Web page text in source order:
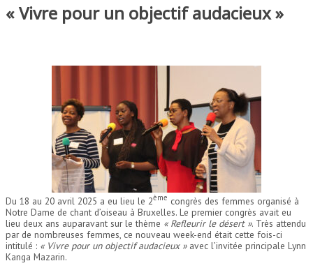
« Vivre pour un objectif audacieux »
Du 18 au 20 avril 2025 a eu lieu le 2ème congrès des femmes organisé à
Notre Dame de chant d’oiseau à Bruxelles. Le premier congrès avait eu
lieu deux ans auparavant sur le thème « Refleurir le désert ». Très attendu
par de nombreuses femmes, ce nouveau week-end était cette fois-ci
intitulé : « Vivre pour un objectif audacieux »avec l’invitée principale Lynn
Kanga Mazarin.